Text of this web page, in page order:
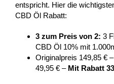
entspricht. Hier die
CBD Öl Rabatt:
3 zum Preis von 2: 3
CBD Öl 10% mit
Originalpreis 149,85 €
49,95 € – Mit Rabatt